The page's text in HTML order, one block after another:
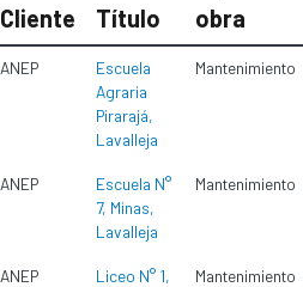
Cliente Título
obra
ANEP
Escuela
Agraria
Pirarajá,
Lavalleja
Mantenimiento
ANEP
Escuela N°
7, Minas,
Lavalleja
Mantenimiento
ANEP
Liceo N° 1,
Mantenimiento